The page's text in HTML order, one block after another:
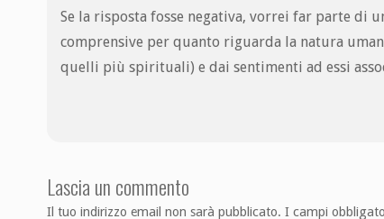
Se la risposta fosse negativa, vorrei far parte di
comprensive per quanto riguarda la natura
quelli più spirituali) e dai sentimenti ad essi
Lascia un commento
Il tuo indirizzo email non sarà pubblicato. I campi